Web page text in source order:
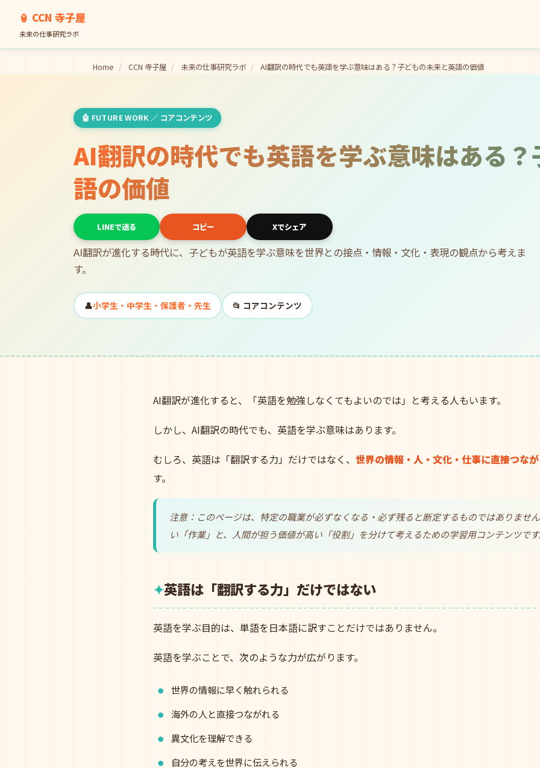
🏮 CCN 寺子屋
未来の仕事研究ラボ
Home / CCN 寺子屋 / 未来の仕事研究ラボ / AI翻訳の時代でも英語を学ぶ意味はある？子どもの未来と英語の価値
🤖 FUTURE WORK ／ コアコンテンツ
AI翻訳の時代でも英語を学ぶ意味はある
語の価値
LINEで送る コピー Xでシェア
AI翻訳が進化する時代に、子どもが英語を学ぶ意味を世界との接点・情報・文化・表現の観点から考えま
す。
👤小学生・中学生・保護者・先生 📂 コアコンテンツ
AI翻訳が進化すると、「英語を勉強しなくてもよいのでは」と考える人もいます。
しかし、AI翻訳の時代でも、英語を学ぶ意味はあります。
むしろ、英語は「翻訳する力」だけではなく、 世界の情報・人・文化・仕事に直接つな
す。
注意：このページは、特定の職業が必ずなくなる・必ず残ると断定するものではありませ
い「作業」と、人間が担う価値が高い「役割」を分けて考えるための学習用コンテンツで
英語は「翻訳する力」だけではない
英語を学ぶ目的は、単語を日本語に訳すことだけではありません。
英語を学ぶことで、次のような力が広がります。
世界の情報に早く触れられる
海外の人と直接つながれる
異文化を理解できる
自分の考えを世界に伝えられる